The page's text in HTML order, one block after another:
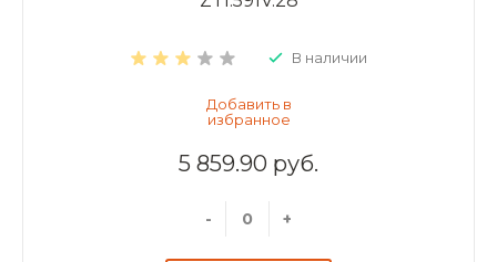
В наличии
5 859.90 руб.
- +